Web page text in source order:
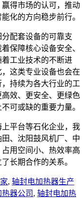
得市场的认可，推动
化的方向稳步前行。
配套设备的可靠支
保障核心设备安全、
工业技术的不断进
这类专业设备也会在
持续为各大行业的工
效、更安全、更绿色
可或缺的重要力量。
平台等石化企业，我
、沈阳鼓风机厂、中
用空间小、热效率高
长期合作的关系。
, 轴封电加热器生产
器公司 , 轴封电加热